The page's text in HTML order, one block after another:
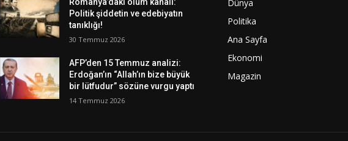
Politik şiddetin ve edebiyatın
tanıklığı!
30 Temmuz 2026
AFP’den 15 Temmuz analizi:
Erdoğan’ın “Allah’ın bize büyük
bir lütfudur” sözüne vurgu yaptı
14 Temmuz 2026
Dünya
Politika
Ana Sayfa
Ekonomi
Magazin